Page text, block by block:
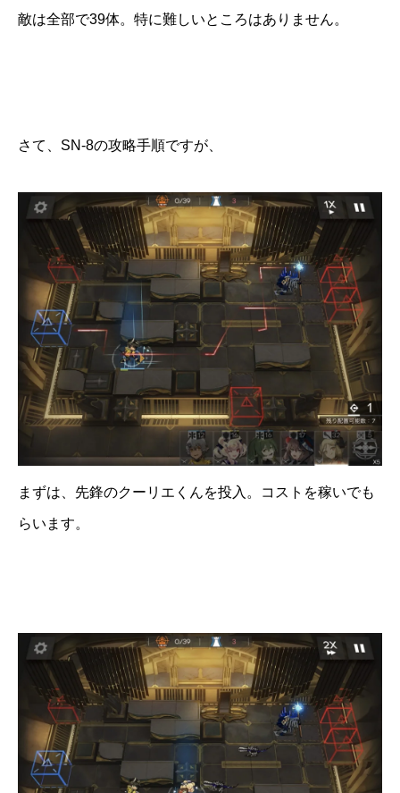
敵は全部で39体。特に難しいところはありません。
さて、SN-8の攻略手順ですが、
まずは、先鋒のクーリエくんを投入。コストを稼いでも
らいます。